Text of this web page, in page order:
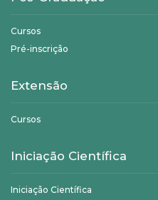
Cursos
Pré-inscrição
Extensão
Cursos
Iniciação Científica
Iniciação Científica